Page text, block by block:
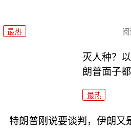
最热
灭人种？
朗普面子都
最热
特朗普刚说要谈判，伊朗又